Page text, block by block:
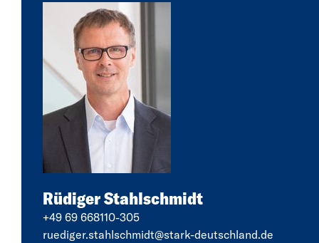
Rüdiger Stahlschmidt
+49 69 668110-305
ruediger.stahlschmidt@stark-deutschland.de